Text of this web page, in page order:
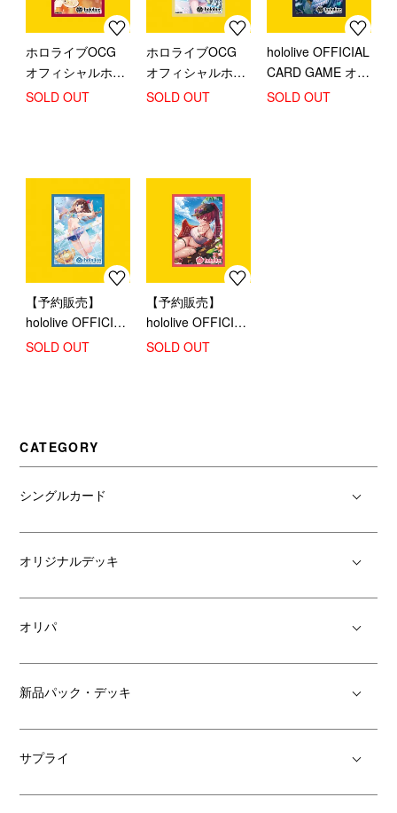
ホロライブOCG
オフィシャルホロ
カスリーブ AZKi
SOLD OUT
ホロライブOCG
オフィシャルホロ
カスリーブ 角巻わ
SOLD OUT
hololive OFFICIAL
CARD GAME オフ
ィシャルホロカス
SOLD OUT
【予約販売】
hololive OFFICIAL
CARD GAME オフ
SOLD OUT
【予約販売】
hololive OFFICIAL
CARD GAME オフ
SOLD OUT
CATEGORY
シングルカード
オリジナルデッキ
オリパ
新品パック・デッキ
サプライ